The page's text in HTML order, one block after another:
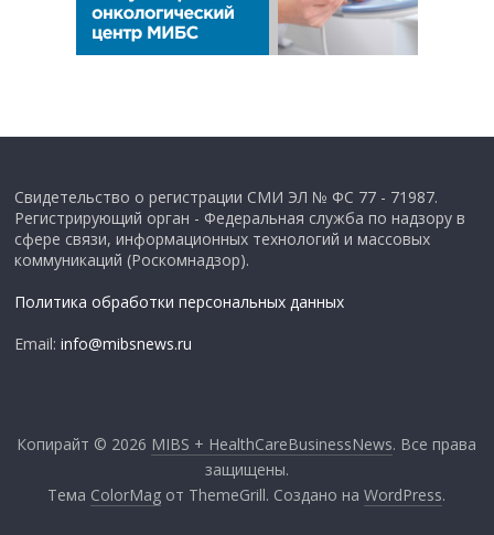
Свидетельство о регистрации СМИ ЭЛ № ФС 77 - 71987.
Регистрирующий орган - Федеральная служба по надзору в
сфере связи, информационных технологий и массовых
коммуникаций (Роскомнадзор).
Политика обработки персональных данных
Email:info@mibsnews.ru
Копирайт © 2026 MIBS + HealthCareBusinessNews. Все права
защищены.
Тема ColorMag от ThemeGrill. Создано наWordPress.